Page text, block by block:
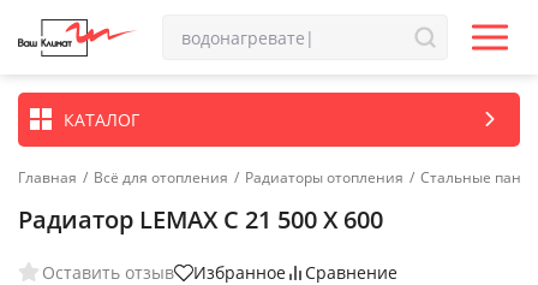
КАТАЛОГ
Главная / Всё для отопления / Радиаторы отопления / Стальные
Радиатор LEMAX C 21 500 X 600
Оставить отзыв Избранное Сравнение